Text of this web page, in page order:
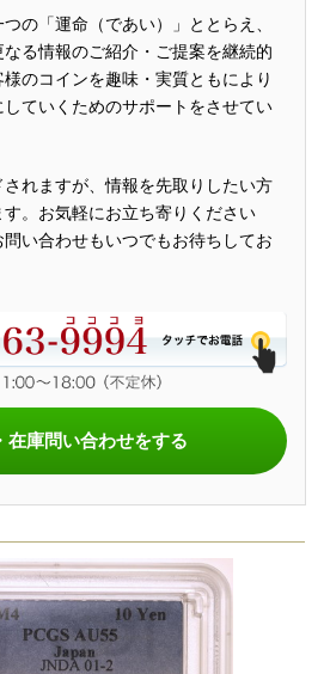
の「運命（であい）」ととらえ、
る情報のご紹介・ご提案を継続的
のコインを趣味・実質ともにより
ていくためのサポートをさせてい
れますが、情報を先取りしたい方
。お気軽にお立ち寄りください
問い合わせもいつでもお待ちしてお
在庫問い合わせをする